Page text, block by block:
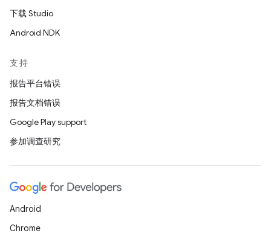
下载 Studio
Android NDK
支持
报告平台错误
报告文档错误
Google Play support
参加调查研究
Android
Chrome